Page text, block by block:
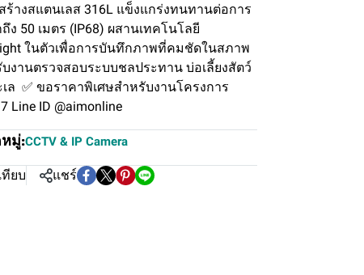
างสแตนเลส 316L แข็งแกร่งทนทานต่อการ
50 เมตร (IP68) ผสานเทคโนโลยี
ในตัวเพื่อการบันทึกภาพที่คมชัดในสภาพ
งานตรวจสอบระบบชลประทาน บ่อเลี้ยงสัตว์
ล ✅ ขอราคาพิเศษสำหรับงานโครงการ
Line ID @aimonline
มู่:CCTV & IP Camera
ทียบ แชร์